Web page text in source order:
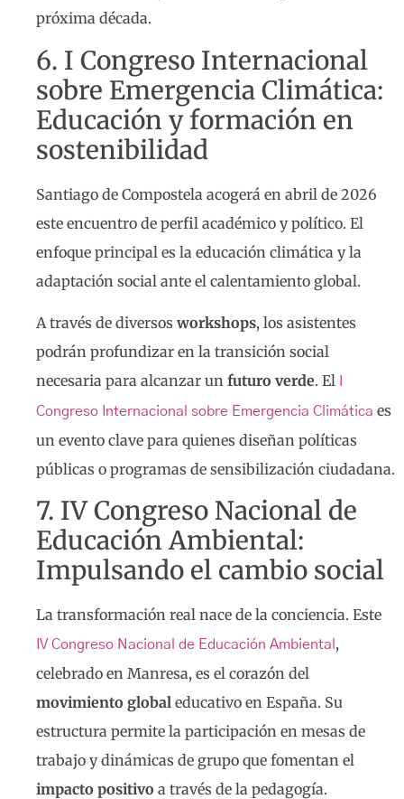
próxima década.
6. I Congreso Internacional
sobre Emergencia Climática:
Educación y formación en
sostenibilidad
Santiago de Compostela acogerá en abril de 2026
este encuentro de perfil académico y político. El
enfoque principal es la educación climática y la
adaptación social ante el calentamiento global.
A través de diversos workshops, los asistentes
podrán profundizar en la transición social
necesaria para alcanzar un futuro verde. El
Congreso Internacional sobre Emergencia Climática es
un evento clave para quienes diseñan políticas
públicas o programas de sensibilización ciudadana.
7. IV Congreso Nacional de
Educación Ambiental:
Impulsando el cambio social
La transformación real nace de la conciencia. Este
IV Congreso Nacional de Educación Ambiental ,
celebrado en Manresa, es el corazón del
movimiento global educativo en España. Su
estructura permite la participación en mesas de
trabajo y dinámicas de grupo que fomentan el
impacto positivo a través de la pedagogía.